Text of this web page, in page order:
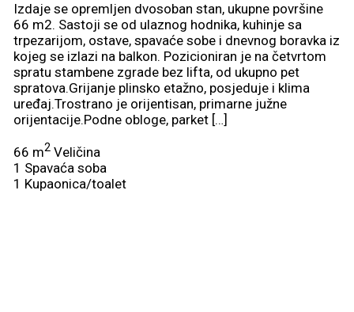
Izdaje se opremljen dvosoban stan, ukupne površine
66 m2. Sastoji se od ulaznog hodnika, kuhinje sa
trpezarijom, ostave, spavaće sobe i dnevnog boravka iz
kojeg se izlazi na balkon. Pozicioniran je na četvrtom
spratu stambene zgrade bez lifta, od ukupno pet
spratova.Grijanje plinsko etažno, posjeduje i klima
uređaj.Trostrano je orijentisan, primarne južne
orijentacije.Podne obloge, parket […]
66 m2 Veličina
1 Spavaća soba
1 Kupaonica/toalet